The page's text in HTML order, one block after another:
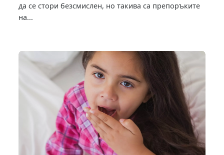
да се стори безсмислен, но такива са препоръките
на...